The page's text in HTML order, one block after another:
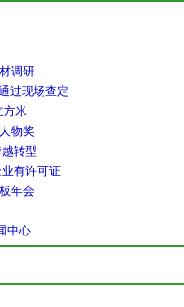
调研
过现场查定
方米
物奖
转型
有许可证
年会
中心